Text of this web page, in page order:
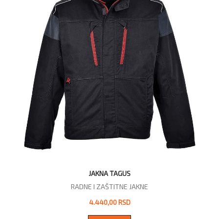
JAKNA TAGUS
RADNE I ZAŠTITNE JAKNE
4.440,00 RSD